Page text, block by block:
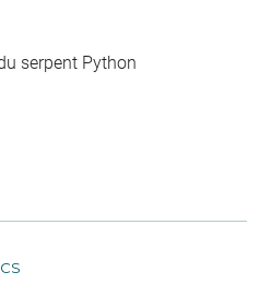
serpent Python